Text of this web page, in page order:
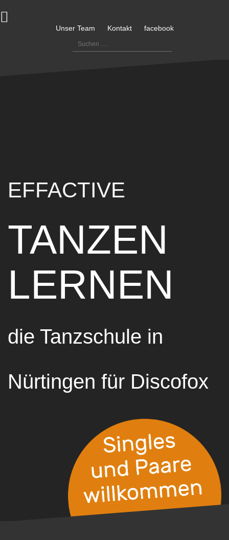
Inhalt
Unser Team Kontakt
facebook
Suchen
nach:
EFFACTIVE
TANZEN
LERNEN
die Tanzschule in
Nürtingen für Discofox